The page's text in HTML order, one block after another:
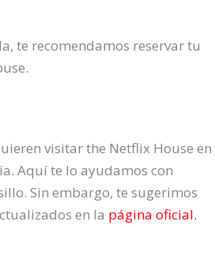
te recomendamos reservar tu
visitar the Netflix House en
Aquí te lo ayudamos con
Sin embargo, te sugerimos
en la página oficial.